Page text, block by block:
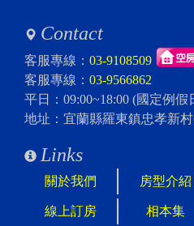
Contact
客服專線： 03-9108509
客服專線： 03-9566862
平日：09:00~18:00 (國定例假
地址：宜蘭縣羅東鎮忠孝新
Links
關於我們 房型介紹
線上訂房 相本集